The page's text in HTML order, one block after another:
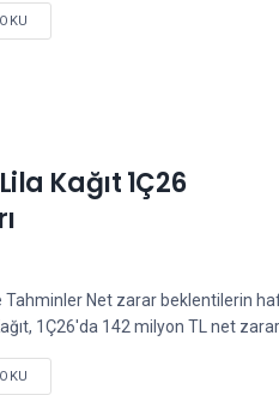
Kağıt 1Ç26
Tahminler Net zarar beklentilerin
1Ç26'da 142 milyon TL net zarar